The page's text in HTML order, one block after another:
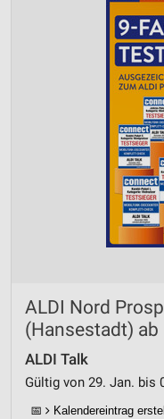
ALDI Nord
(Hansestadt) ab
ALDI Talk
Gültig von 29. Jan. bis
📅 Kalendereintrag